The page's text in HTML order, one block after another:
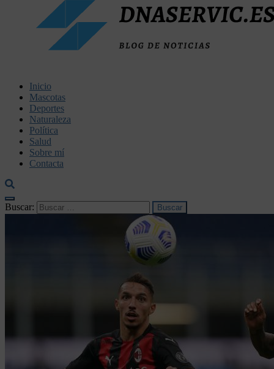
dnaservic.es
Inicio
Mascotas
Deportes
Naturaleza
Política
Salud
Sobre mí
Contacta
Buscar: